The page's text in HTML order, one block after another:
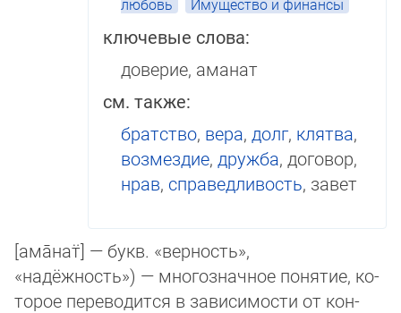
любовь
Имущество и финансы
ключевые слова:
доверие, аманат
см. также:
братство, вера, долг, клятва,
возмездие, дружба, договор,
нрав, справедливость, завет
[ама̄нат̈] — букв. «верность»,
«надёжность»‎) — мно­гоз­нач­ное понятие, ко­
то­рое переводится в зависимости от кон­